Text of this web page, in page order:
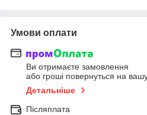
Умови оплати
Ви отримаєте замовлення
або гроші повернуться на
Детальніше
Післяплата